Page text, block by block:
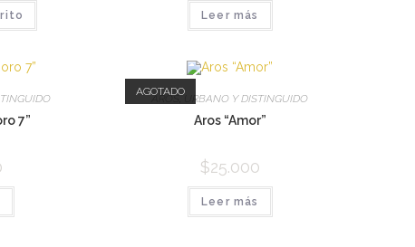
Leer más
7”
AGOTADO
AROS, URBANO Y DISTINGUIDO
Aros “Amor”
$25.000
Leer más